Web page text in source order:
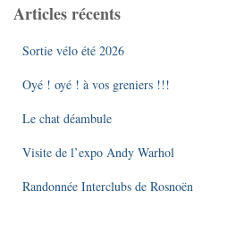
r
Articles récents
Sortie vélo été 2026
Oyé ! oyé ! à vos greniers !!!
Le chat déambule
Visite de l’expo Andy Warhol
Randonnée Interclubs de Rosnoën